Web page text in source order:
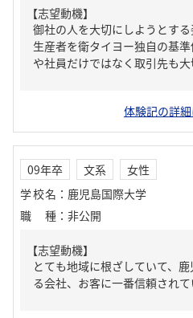
【志望動機】
御社の人を大切にしようとする
生産者を衛タイヨー独自の基
や社員だけではなく取引先も
体験記の詳
09年卒 文系
女性
学校名 ： 鹿児島国際大学
職種 ： 非公開
【志望動機】
とても地域に根ざしていて、
る会社、お客に一番信頼されて